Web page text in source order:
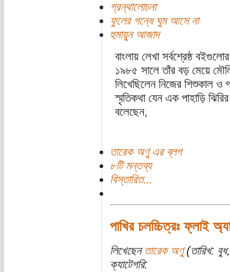
গ্রন্থালোচনা
ফুলের গন্ধে ঘুম আসে না
হুমায়ুন আজাদ
বাংলায় লেখা সর্বশ্রেষ্ঠ
১৯৮৫ সালে তাঁর বড় মেয়ে
লিখেছিলেন নিজের শিশুকাল ও
স্মৃতিকথা যেন এক পাহাড়ি
বলেছেন,
তারেক অণু এর ব্লগ
৮টি মন্তব্য
বিস্তারিত...
পাখির চলচ্চিত্রঃ ফ্লাই
লিখেছেন তারেক অণু(তারিখ:
ক্যাটেগরি: